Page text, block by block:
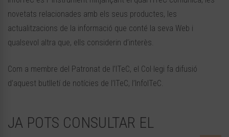
novetats relacionades amb els seus productes, les
actualitzacions de la informació que conté la seva Web i
qualsevol altra que, ells considerin d’interès.
Com a membre del Patronat de l’ITeC, el Col·legi fa difusió
d’aquest butlletí de notícies de l’ITeC, l’InfoITeC.
JA POTS CONSULTAR EL